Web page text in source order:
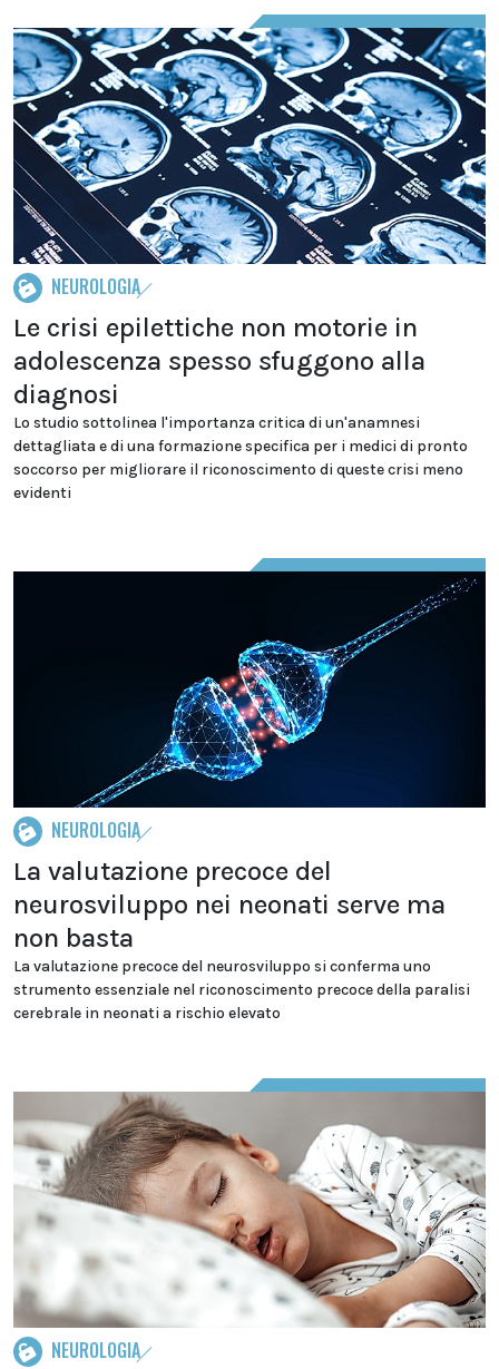
NEUROLOGIA
Le crisi epilettiche non motorie in
adolescenza spesso sfuggono alla
diagnosi
Lo studio sottolinea l'importanza critica di un'anamnesi
dettagliata e di una formazione specifica per i medici di pronto
soccorso per migliorare il riconoscimento di queste crisi meno
evidenti
NEUROLOGIA
La valutazione precoce del
neurosviluppo nei neonati serve ma
non basta
La valutazione precoce del neurosviluppo si conferma uno
strumento essenziale nel riconoscimento precoce della paralisi
cerebrale in neonati a rischio elevato
NEUROLOGIA